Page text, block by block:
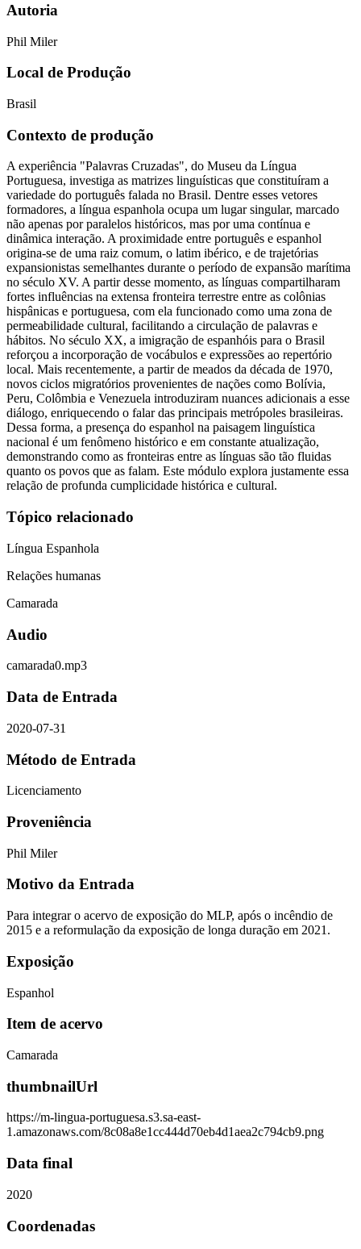
Autoria
Phil Miler
Local de Produção
Brasil
Contexto de produção
A experiência "Palavras Cruzadas", do Museu da Língua
Portuguesa, investiga as matrizes linguísticas que constituíram a
variedade do português falada no Brasil. Dentre esses vetores
formadores, a língua espanhola ocupa um lugar singular, marcado
não apenas por paralelos históricos, mas por uma contínua e
dinâmica interação. A proximidade entre português e espanhol
origina-se de uma raiz comum, o latim ibérico, e de trajetórias
expansionistas semelhantes durante o período de expansão marítima
no século XV. A partir desse momento, as línguas compartilharam
fortes influências na extensa fronteira terrestre entre as colônias
hispânicas e portuguesa, com ela funcionado como uma zona de
permeabilidade cultural, facilitando a circulação de palavras e
hábitos. No século XX, a imigração de espanhóis para o Brasil
reforçou a incorporação de vocábulos e expressões ao repertório
local. Mais recentemente, a partir de meados da década de 1970,
novos ciclos migratórios provenientes de nações como Bolívia,
Peru, Colômbia e Venezuela introduziram nuances adicionais a esse
diálogo, enriquecendo o falar das principais metrópoles brasileiras.
Dessa forma, a presença do espanhol na paisagem linguística
nacional é um fenômeno histórico e em constante atualização,
demonstrando como as fronteiras entre as línguas são tão fluidas
quanto os povos que as falam. Este módulo explora justamente essa
relação de profunda cumplicidade histórica e cultural.
Tópico relacionado
Língua Espanhola
Relações humanas
Camarada
Audio
camarada0.mp3
Data de Entrada
2020-07-31
Método de Entrada
Licenciamento
Proveniência
Phil Miler
Motivo da Entrada
Para integrar o acervo de exposição do MLP, após o incêndio de
2015 e a reformulação da exposição de longa duração em 2021.
Exposição
Espanhol
Item de acervo
Camarada
thumbnailUrl
https://m-lingua-portuguesa.s3.sa-east-
1.amazonaws.com/8c08a8e1cc444d70eb4d1aea2c794cb9.png
Data final
2020
Coordenadas